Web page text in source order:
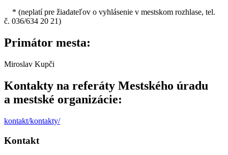
* (neplatí pre žiadateľov o vyhlásenie v mestskom rozhlase, tel.
č. 036/634 20 21)
Primátor mesta:
Miroslav Kupči
Kontakty na referáty Mestského úradu
a mestské organizácie:
kontakt/kontakty/
Kontakt